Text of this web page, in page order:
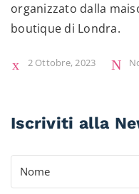
organizzato dalla
boutique di Londra.
2 Ottobre, 2023
Iscriviti alla